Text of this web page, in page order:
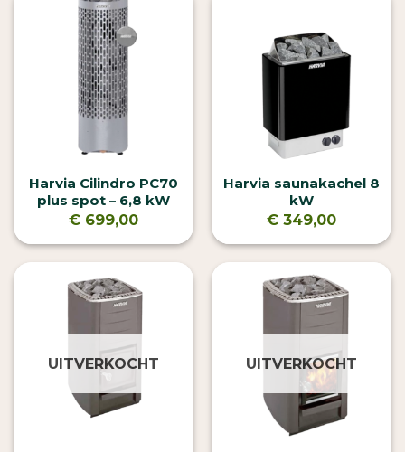
Harvia Cilindro PC70
plus spot – 6,8 kW
€ 699,00
Harvia saunakachel 8
kW
€ 349,00
UITVERKOCHT UITVERKOCHT